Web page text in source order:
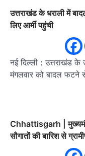
उत्तराखंड के धराली में
लिए आर्मी पहुंची
नई दिल्ली : उत्तराखंड के
मंगलवार को बादल फटने
Chhattisgarh |
सौगातों की बारिश से